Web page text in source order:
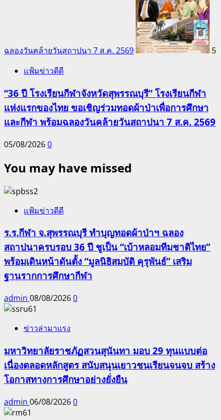
ฉลองวันคล้ายวันสถาปนา 7 ส.ค. 2569
5
แฟ้มข่าวดีดี
“36 ปี โรงเรียนกีฬาจังหวัดสุพรรณบุรี” โรงเรียนกีฬา
แห่งแรกของไทย ขอเชิญร่วมทอดผ้าป่าเพื่อการศึกษา
และกีฬา พร้อมฉลองวันคล้ายวันสถาปนา 7 ส.ค. 2569
05/08/20260
You may have missed
แฟ้มข่าวดีดี
ร.ร.กีฬา จ.สุพรรณบุรี ทำบุญทอดผ้าป่าฯ ฉลอง
สถาปนาครบรอบ 36 ปี ชูเป็น “เบ้าหลอมทีมชาติไทย”
พร้อมเดินหน้าดันตั้ง “มูลนิธิสมบัติ คุรุพันธ์” เสริม
ฐานรากการศึกษากีฬา
admin 08/08/20260
ข่าวล่ามาแรง
มหาวิทยาลัยราชภัฏสวนสุนันทา มอบ 29 ทุนแบบต่อ
เนื่องตลอดหลักสูตร สนับสนุนเยาวชนเรียนจนจบ สร้าง
โอกาสทางการศึกษาอย่างยั่งยืน
admin 06/08/20260